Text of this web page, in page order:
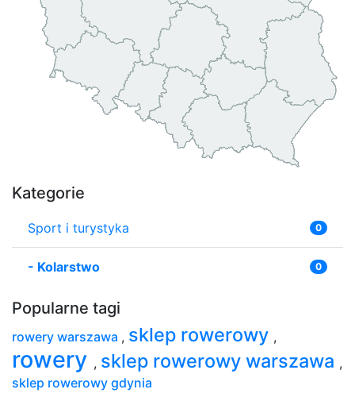
Kategorie
Sport i turystyka 0
- Kolarstwo 0
Popularne tagi
rowery warszawa , sklep rowerowy ,
rowery , sklep rowerowy warszawa ,
sklep rowerowy gdynia